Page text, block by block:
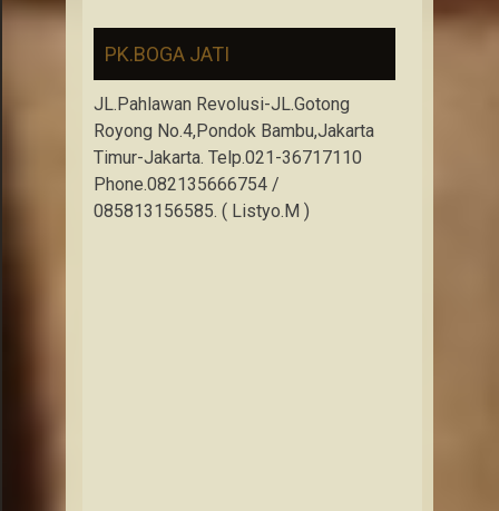
PK.BOGA JATI
JL.Pahlawan Revolusi-JL.Gotong
Royong No.4,Pondok Bambu,Jakarta
Timur-Jakarta. Telp.021-36717110
Phone.082135666754 /
085813156585. ( Listyo.M )